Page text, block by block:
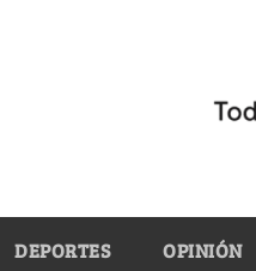
DEPORTES OPINIÓN